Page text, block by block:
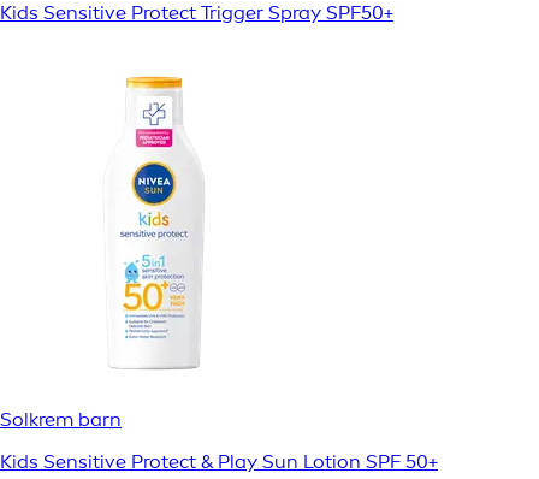
Kids Sensitive Protect Trigger Spray SPF50+
Solkrem barn
Kids Sensitive Protect & Play Sun Lotion SPF 50+